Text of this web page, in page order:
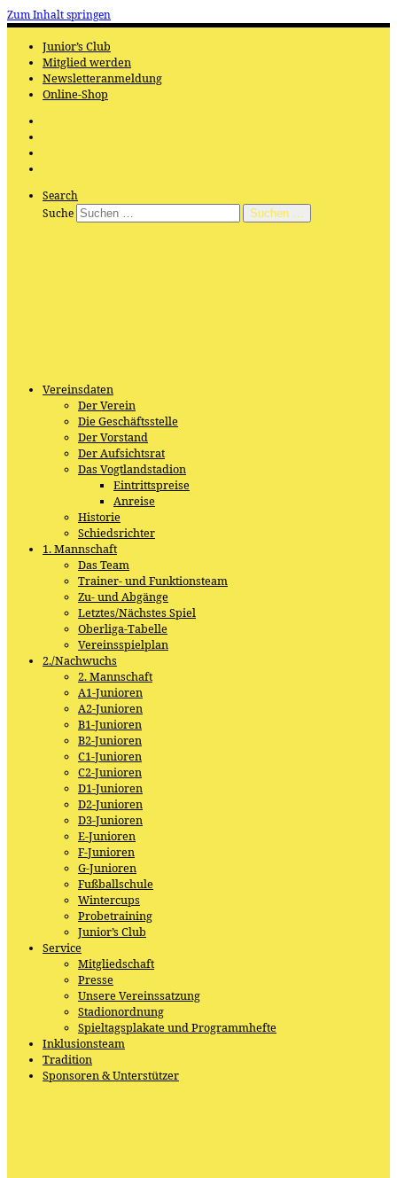
Zum Inhalt springen
Junior’s Club
Mitglied werden
Newsletteranmeldung
Online-Shop
Search
Suche
Suchen …
Vereinsdaten
Der Verein
Die Geschäftsstelle
Der Vorstand
Der Aufsichtsrat
Das Vogtlandstadion
Eintrittspreise
Anreise
Historie
Schiedsrichter
1. Mannschaft
Das Team
Trainer- und Funktionsteam
Zu- und Abgänge
Letztes/Nächstes Spiel
Oberliga-Tabelle
Vereinsspielplan
2./Nachwuchs
2. Mannschaft
A1-Junioren
A2-Junioren
B1-Junioren
B2-Junioren
C1-Junioren
C2-Junioren
D1-Junioren
D2-Junioren
D3-Junioren
E-Junioren
F-Junioren
G-Junioren
Fußballschule
Wintercups
Probetraining
Junior’s Club
Service
Mitgliedschaft
Presse
Unsere Vereinssatzung
Stadionordnung
Spieltagsplakate und Programmhefte
Inklusionsteam
Tradition
Sponsoren & Unterstützer